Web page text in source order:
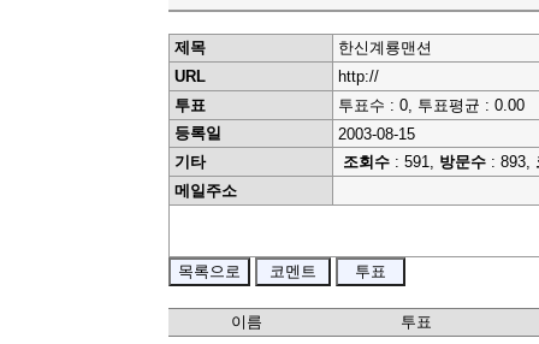
제목
한신계룡맨션
URL
http://
투표
투표수 : 0, 투표평균 : 0.00
등록일
2003-08-15
기타
조회수 : 591, 방문수 : 893,
메일주소
이름 투표